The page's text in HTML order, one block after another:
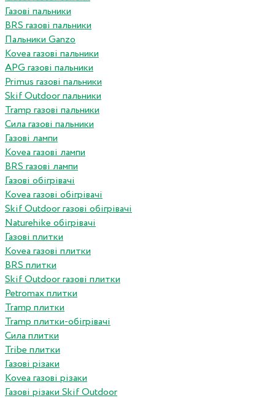
Газові пальники
BRS газові пальники
Пальники Ganzo
Kovea газові пальники
APG газові пальники
Primus газові пальники
Skif Outdoor пальники
Tramp газові пальники
Сила газові пальники
Газові лампи
Kovea газові лампи
BRS газові лампи
Газові обігрівачі
Kovea газові обігрівачі
Skif Outdoor газові обігрівачі
Naturehike обігрівачі
Газові плитки
Kovea газові плитки
BRS плитки
Skif Outdoor газові плитки
Petromax плитки
Tramp плитки
Tramp плитки-обігрівачі
Сила плитки
Tribe плитки
Газові різаки
Kovea газові різаки
Газові різаки Skif Outdoor